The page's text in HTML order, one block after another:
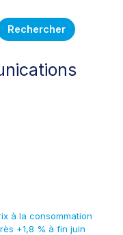
Rechercher
à la consommation
+1,8 % à fin juin